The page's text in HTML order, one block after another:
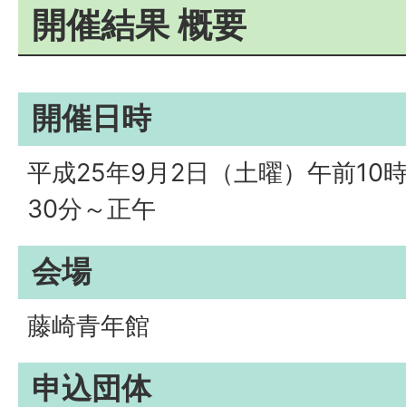
開催結果 概要
開催日時
平成25年9月2日（土曜）午前10
30分～正午
会場
藤崎青年館
申込団体